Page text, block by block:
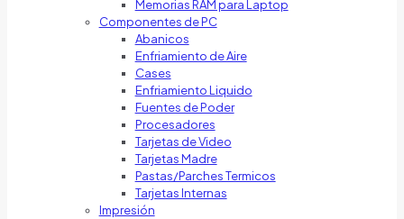
Memorias RAM para Laptop
Componentes de PC
Abanicos
Enfriamiento de Aire
Cases
Enfriamiento Liquido
Fuentes de Poder
Procesadores
Tarjetas de Video
Tarjetas Madre
Pastas/Parches Termicos
Tarjetas Internas
Impresión